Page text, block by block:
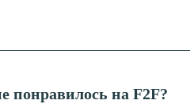
понравилось на F2F?